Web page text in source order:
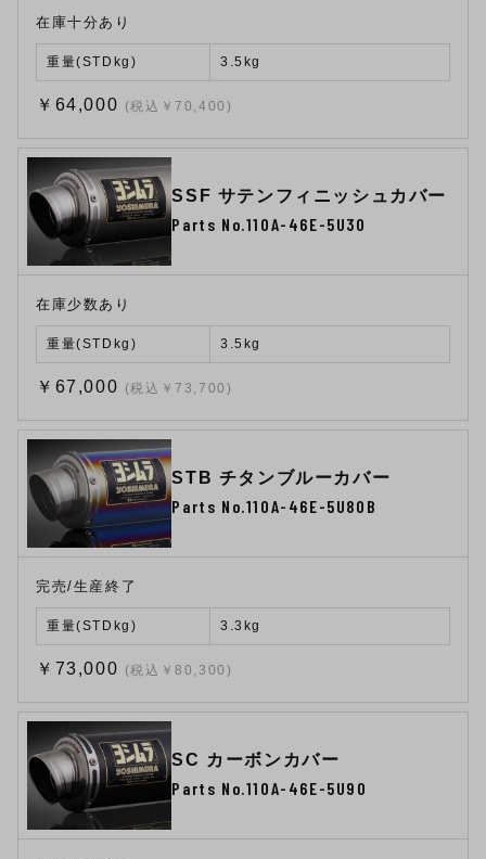
在庫十分あり
重量(STDkg) 3.5kg
￥64,000 (税込￥70,400)
SSF サテンフィニッシュカバー
Parts No.110A-46E-5U30
在庫少数あり
重量(STDkg) 3.5kg
￥67,000 (税込￥73,700)
STB チタンブルーカバー
Parts No.110A-46E-5U80B
完売/生産終了
重量(STDkg) 3.3kg
￥73,000 (税込￥80,300)
SC カーボンカバー
Parts No.110A-46E-5U90